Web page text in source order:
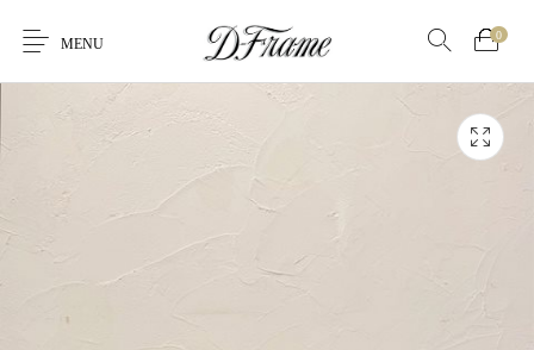
MENU
0